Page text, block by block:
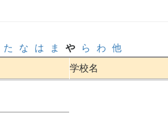
た な は ま や ら わ
他
学校名